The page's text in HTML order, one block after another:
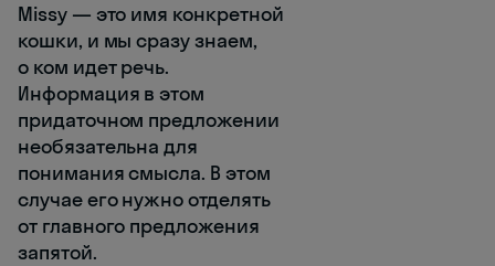
Missy — это имя конкретной
кошки, и мы сразу знаем,
о ком идет речь.
Информация в этом
придаточном предложении
необязательна для
понимания смысла. В этом
случае его нужно отделять
от главного предложения
запятой.